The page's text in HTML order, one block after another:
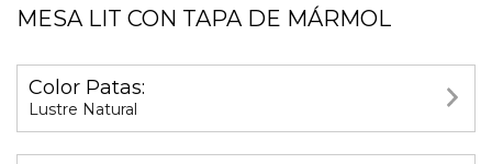
MESA LIT CON TAPA DE MÁRMOL
Color Patas:
Lustre Natural